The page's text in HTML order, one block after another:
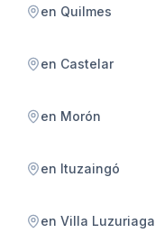
en Quilmes
en Castelar
en Morón
en Ituzaingó
en Villa Luzuriaga